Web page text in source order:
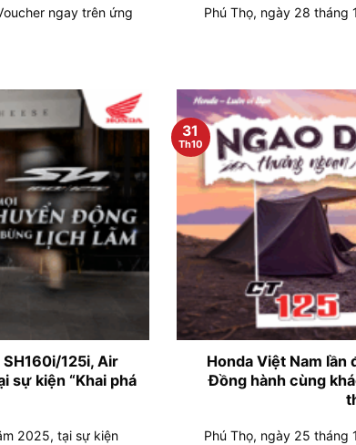
ngay trên ứng
Phú Thọ, ngày 28 tháng
125i, Air
sự kiện “Khai phá
2025, tại sự kiện
Honda Việt Nam lần
Đồng hành cùng
Phú Thọ, ngày 25 tháng
31
Th10